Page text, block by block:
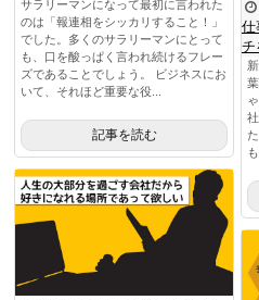
サラリーマンになって最初に言われた
のは「報連相をシッカリすること！」
でした。多くのサラリーマンにとって
も、口を酸っぱく言われ続けるフレー
ズであることでしょう。 ビジネスにお
いて、それほど重要な役...
記事を読む
仕
チ